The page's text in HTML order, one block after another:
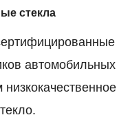
стекла
автомобильных